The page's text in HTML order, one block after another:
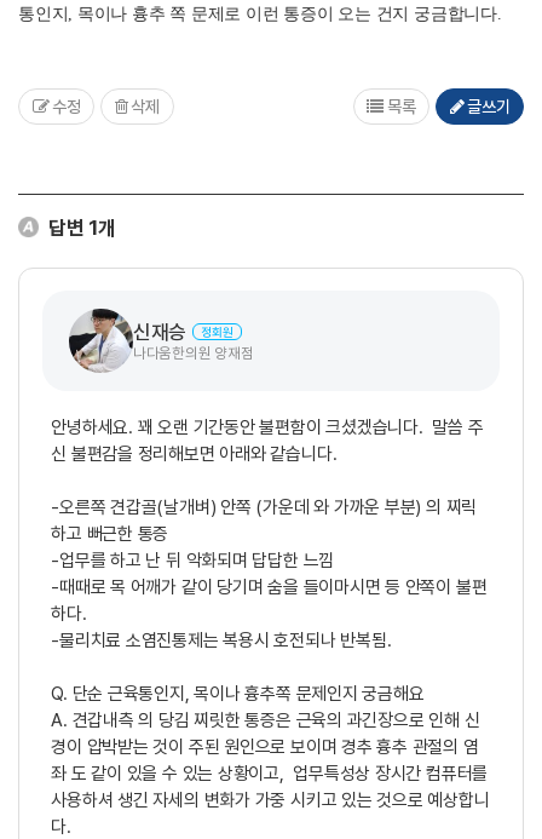
통인지, 목이나 흉추 쪽 문제로 이런 통증이 오는 건지 궁금합니다.
수정 삭제 목록 글쓰기
답변 1개
신재승 정회원
나다움한의원 양재점
안녕하세요. 꽤 오랜 기간동안 불편함이 크셨겠습니다. 말씀 주
신 불편감을 정리해보면 아래와 같습니다.
-오른쪽 견갑골(날개벼) 안쪽 (가운데 와 가까운 부분) 의 찌릭
하고 뻐근한 통증
-업무를 하고 난 뒤 악화되며 답답한 느낌
-때때로 목 어깨가 같이 당기며 숨을 들이마시면 등 안쪽이 불편
하다.
-물리치료 소염진통제는 복용시 호전되나 반복됨.
Q. 단순 근육통인지, 목이나 흉추쪽 문제인지 궁금해요
A. 견갑내측 의 당김 찌릿한 통증은 근육의 과긴장으로 인해 신
경이 압박받는 것이 주된 원인으로 보이며 경추 흉추 관절의 염
좌 도 같이 있을 수 있는 상황이고, 업무특성상 장시간 컴퓨터를
사용하셔 생긴 자세의 변화가 가중 시키고 있는 것으로 예상합니
다.